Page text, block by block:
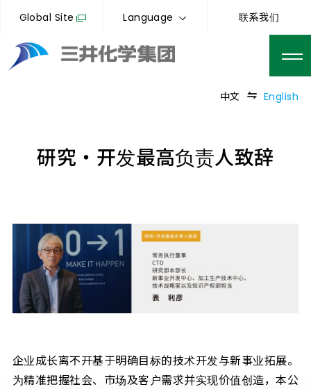
Global Site Language 联系我们
中文 English
研究・开发最高负责人致辞
企业成长离不开基于明确目标的技术开发与新事业拓展。
为精准把握社会、市场及客户需求并实现价值创造，本公